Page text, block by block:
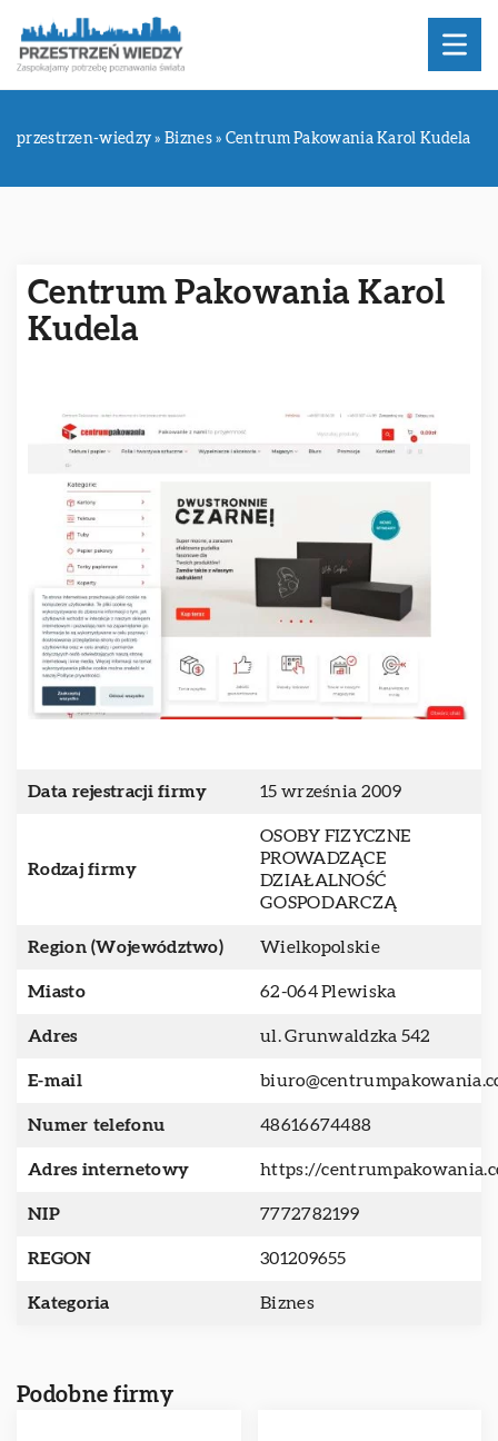
przestrzen-wiedzy »Biznes» Centrum Pakowania Karol Kudela
Centrum Pakowania Karol
Kudela
Data rejestracji firmy 15 września 2009
Rodzaj firmy
OSOBY FIZYCZNE
PROWADZĄCE
DZIAŁALNOŚĆ
GOSPODARCZĄ
Region (Województwo) Wielkopolskie
Miasto 62-064 Plewiska
Adres ul. Grunwaldzka 542
E-mail
Numer telefonu 48616674488
Adres internetowy https://
NIP 7772782199
REGON 301209655
Kategoria Biznes
Podobne firmy